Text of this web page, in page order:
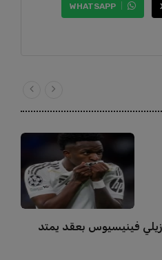
WHATSAPP
فينيسيوس بعقد يمتد